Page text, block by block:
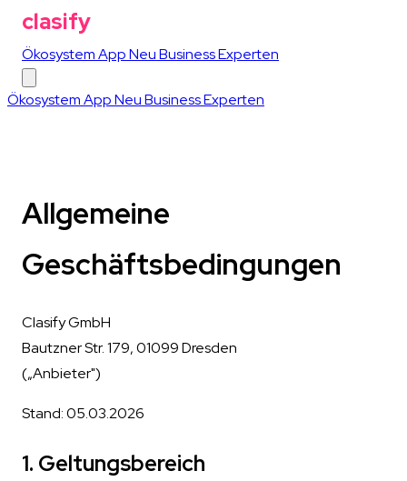
clasify
ÖkosystemAppNeuBusinessExperten
ÖkosystemAppNeuBusinessExperten
Allgemeine
Geschäftsbedingungen
Clasify GmbH
Bautzner Str. 179, 01099 Dresden
(„Anbieter")
Stand: 05.03.2026
1. Geltungsbereich